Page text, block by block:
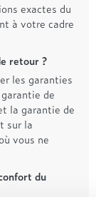
exactes du
à votre cadre
retour ?
les garanties
de
la garantie de
sur la
vous ne
du